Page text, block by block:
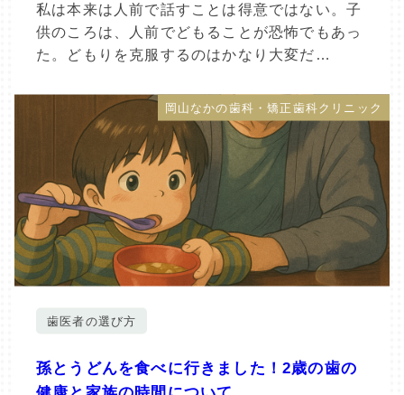
私は本来は人前で話すことは得意ではない。子
供のころは、人前でどもることが恐怖でもあっ
た。どもりを克服するのはかなり大変だ…
岡山なかの歯科・矯正歯科クリニック
歯医者の選び方
孫とうどんを食べに行きました！2歳の歯の